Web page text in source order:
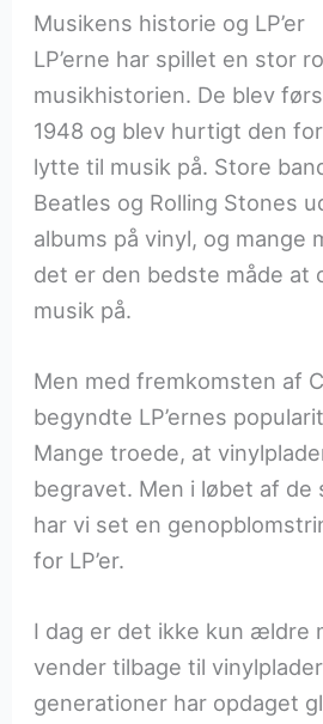
Musikens historie og LP’er
LP’erne har spillet en stor
musikhistorien. De blev
1948 og blev hurtigt den
lytte til musik på. Store
Beatles og Rolling Stones
albums på vinyl, og mange
det er den bedste måde at
musik på.
Men med fremkomsten af
begyndte LP’ernes
Mange troede, at
begravet. Men i løbet af de
har vi set en
for LP’er.
I dag er det ikke kun ældre
vender tilbage til
generationer har opdaget